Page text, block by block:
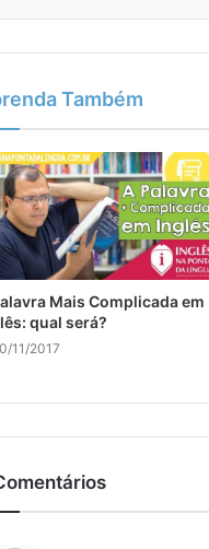
Também
Mais Complicada em
qual será?
11/2017